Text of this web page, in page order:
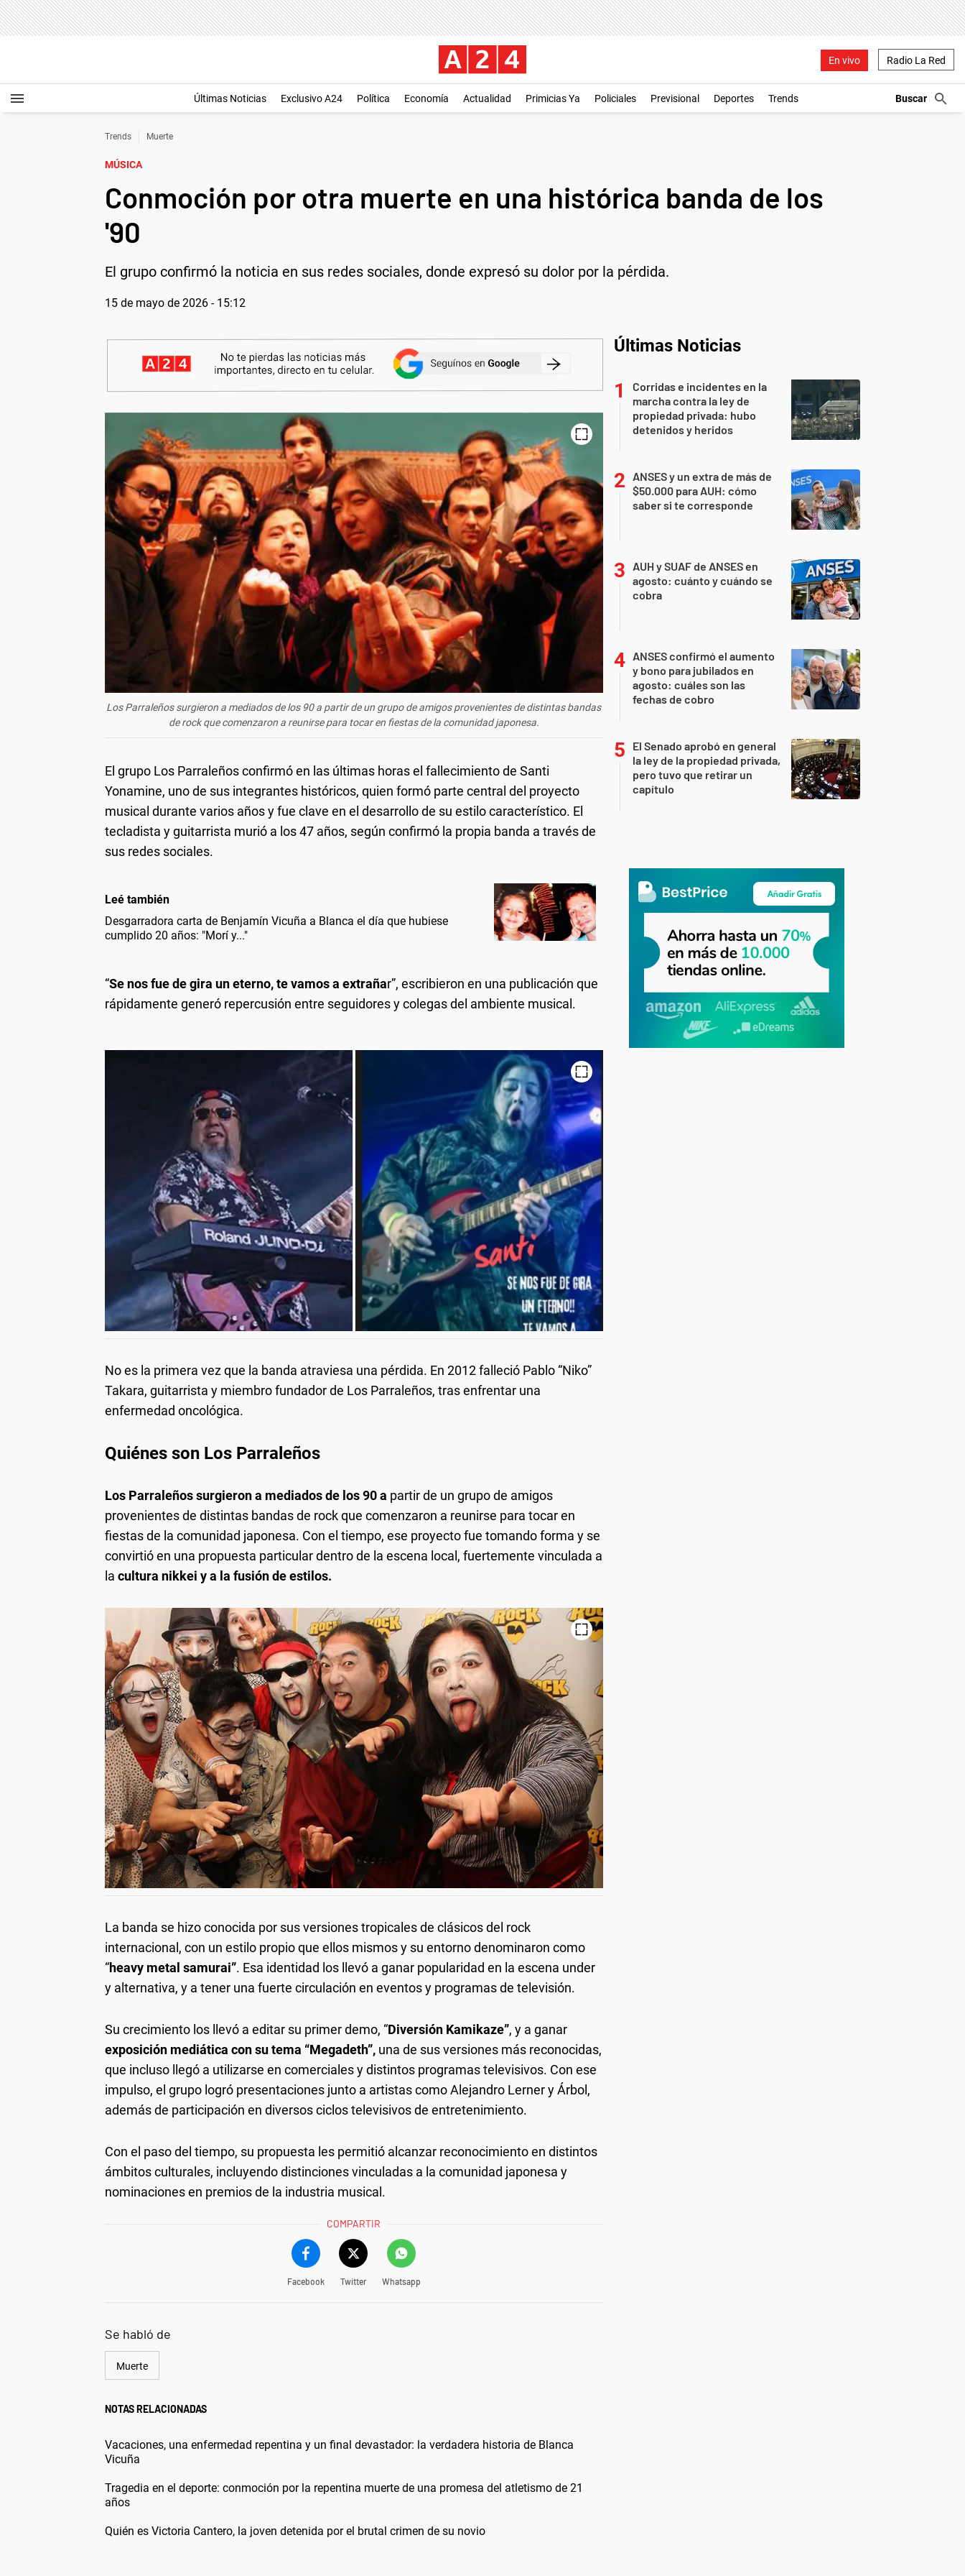
En vivo Radio La Red
Últimas Noticias Exclusivo A24 Política Economía Actualidad Primicias Ya Policiales Previsional Deportes Trends
Trends Muerte
MÚSICA
Conmoción por otra muerte en una histórica banda de los
'90
El grupo confirmó la noticia en sus redes sociales, donde expresó su dolor por la pérdida.
15 de mayo de 2026 - 15:12
Los Parraleños surgieron a mediados de los 90 a partir de un grupo de amigos provenientes de distintas bandas
de rock que comenzaron a reunirse para tocar en fiestas de la comunidad japonesa.
El grupo Los Parraleños confirmó en las últimas horas el fallecimiento de Santi
Yonamine, uno de sus integrantes históricos, quien formó parte central del proyecto
musical durante varios años y fue clave en el desarrollo de su estilo característico. El
tecladista y guitarrista murió a los 47 años, según confirmó la propia banda a través de
sus redes sociales.
Leé también
Desgarradora carta de Benjamín Vicuña a Blanca el día que hubiese
cumplido 20 años: "Morí y..."
“Se nos fue de gira un eterno, te vamos a extrañar”, escribieron en una publicación que
rápidamente generó repercusión entre seguidores y colegas del ambiente musical.
No es la primera vez que la banda atraviesa una pérdida. En 2012 falleció Pablo “Niko”
Takara, guitarrista y miembro fundador de Los Parraleños, tras enfrentar una
enfermedad oncológica.
Quiénes son Los Parraleños
Los Parraleños surgieron a mediados de los 90 a partir de un grupo de amigos
provenientes de distintas bandas de rock que comenzaron a reunirse para tocar en
fiestas de la comunidad japonesa. Con el tiempo, ese proyecto fue tomando forma y se
convirtió en una propuesta particular dentro de la escena local, fuertemente vinculada a
la cultura nikkei y a la fusión de estilos.
La banda se hizo conocida por sus versiones tropicales de clásicos del rock
internacional, con un estilo propio que ellos mismos y su entorno denominaron como
“heavy metal samurai”. Esa identidad los llevó a ganar popularidad en la escena under
y alternativa, y a tener una fuerte circulación en eventos y programas de televisión.
Su crecimiento los llevó a editar su primer demo, “Diversión Kamikaze”, y a ganar
exposición mediática con su tema “Megadeth”, una de sus versiones más reconocidas,
que incluso llegó a utilizarse en comerciales y distintos programas televisivos. Con ese
impulso, el grupo logró presentaciones junto a artistas como Alejandro Lerner y Árbol,
además de participación en diversos ciclos televisivos de entretenimiento.
Con el paso del tiempo, su propuesta les permitió alcanzar reconocimiento en distintos
ámbitos culturales, incluyendo distinciones vinculadas a la comunidad japonesa y
nominaciones en premios de la industria musical.
COMPARTIR
Facebook Twitter Whatsapp
Se habló de
Muerte
NOTAS RELACIONADAS
Vacaciones, una enfermedad repentina y un final devastador: la verdadera historia de Blanca
Vicuña
Tragedia en el deporte: conmoción por la repentina muerte de una promesa del atletismo de 21
años
Quién es Victoria Cantero, la joven detenida por el brutal crimen de su novio
Últimas Noticias
Corridas e incidentes en la
marcha contra la ley de
propiedad privada: hubo
detenidos y heridos
ANSES y un extra de más de
$50.000 para AUH: cómo
saber si te corresponde
AUH y SUAF de ANSES en
agosto: cuánto y cuándo se
cobra
ANSES confirmó el aumento
y bono para jubilados en
agosto: cuáles son las
fechas de cobro
El Senado aprobó en general
la ley de la propiedad privada,
pero tuvo que retirar un
capítulo